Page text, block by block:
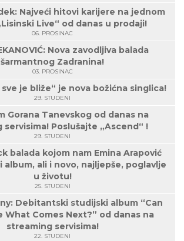
Najveći hitovi karijere na jednom
Live“ od danas u prodaji!
06. PROSINAC
Nova zavodljiva balada
šarmantnog Zadranina!
03. PROSINAC
sve je bliže“ je nova božićna singlica!
29. STUDENI
Gorana Tanevskog od danas na
servisima! Poslušajte „Ascend“ !
29. STUDENI
balada kojom nam Emina Arapović
album, ali i novo, najljepše, poglavlje
u životu!
25. STUDENI
Debitantski studijski album “Can
What Comes Next?” od danas na
streaming servisima!
22. STUDENI